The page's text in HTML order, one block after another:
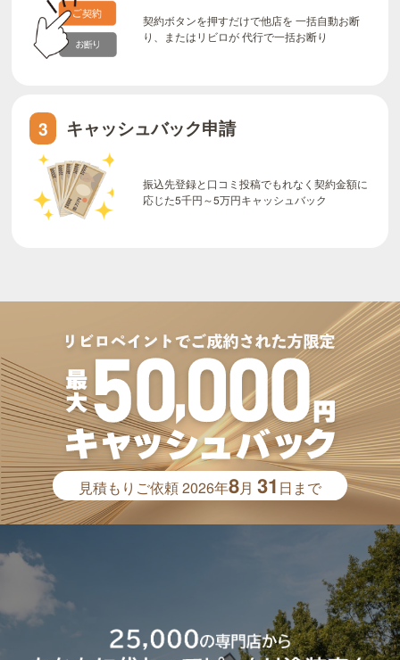
契約ボタンを押すだけで他店を 一括自動お断
り、またはリビロが 代行で一括お断り
3 キャッシュバック申請
振込先登録と口コミ投稿でもれなく契約金額に
応じた5千円～5万円キャッシュバック
見積もりご依頼2026年8月31 日まで